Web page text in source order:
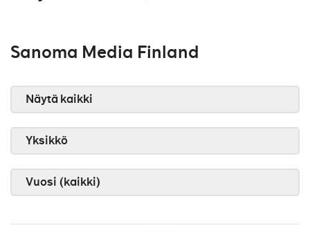
Sanoma Media Finland
Näytä kaikki
Yksikkö
Vuosi (kaikki)